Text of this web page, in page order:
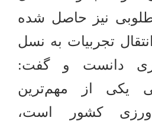
نیز حاصل شده
تجربیات به نسل
دانست و گفت:
یکی از مهم‌ترین
کشور است،